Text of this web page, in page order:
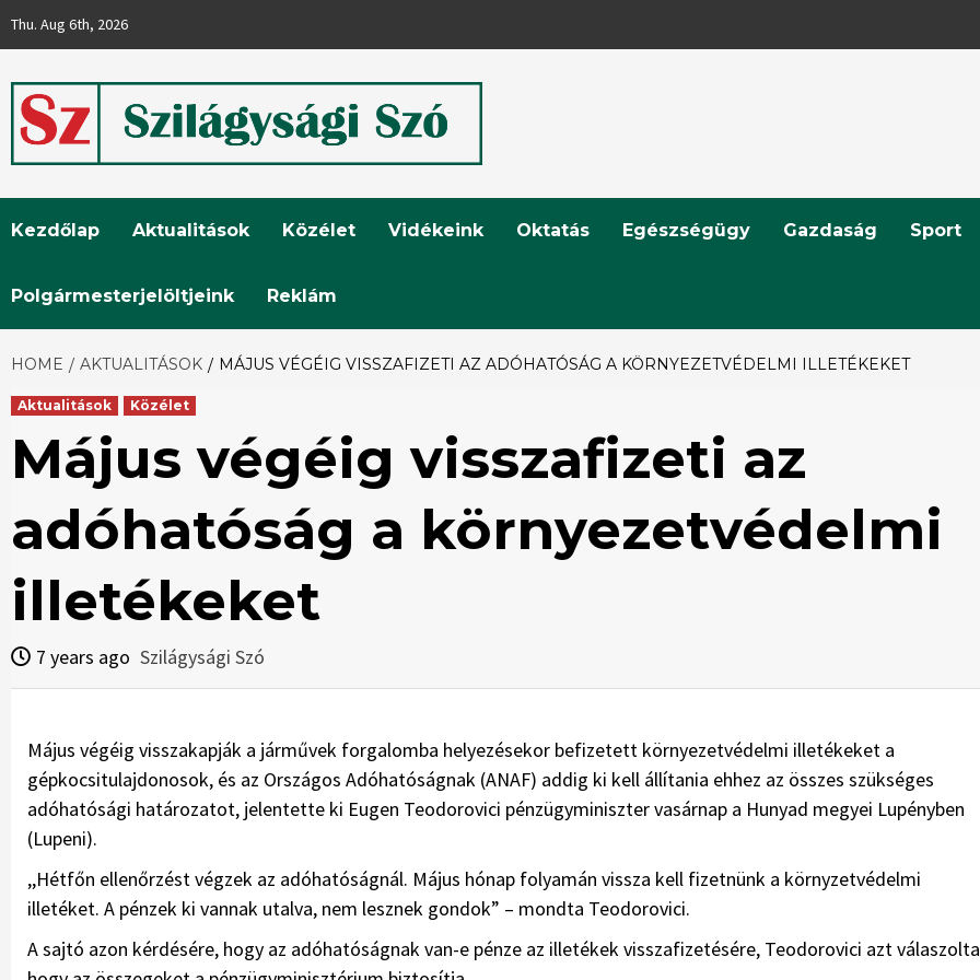
Thu. Aug 6th, 2026
Szilágysági
Szó
Kezdőlap Aktualitások Közélet Vidékeink Oktatás Egészségügy Gazdaság Sport
Polgármesterjelöltjeink Reklám
HOME AKTUALITÁSOK MÁJUS VÉGÉIG VISSZAFIZETI AZ ADÓHATÓSÁG A KÖRNYEZETVÉDELMI ILLETÉKEKET
Aktualitások Közélet
Május végéig visszafizeti az
adóhatóság a környezetvédelmi
illetékeket
7 years ago Szilágysági Szó
Május végéig visszakapják a járművek forgalomba helyezésekor befizetett környezetvédelmi illetékeket a
gépkocsitulajdonosok, és az Országos Adóhatóságnak (ANAF) addig ki kell állítania ehhez az összes szükséges
adóhatósági határozatot, jelentette ki Eugen Teodorovici pénzügyminiszter vasárnap a Hunyad megyei Lupényben
(Lupeni).
,,Hétfőn ellenőrzést végzek az adóhatóságnál. Május hónap folyamán vissza kell fizetnünk a környzetvédelmi
illetéket. A pénzek ki vannak utalva, nem lesznek gondok” – mondta Teodorovici.
A sajtó azon kérdésére, hogy az adóhatóságnak van-e pénze az illetékek visszafizetésére, Teodorovici azt